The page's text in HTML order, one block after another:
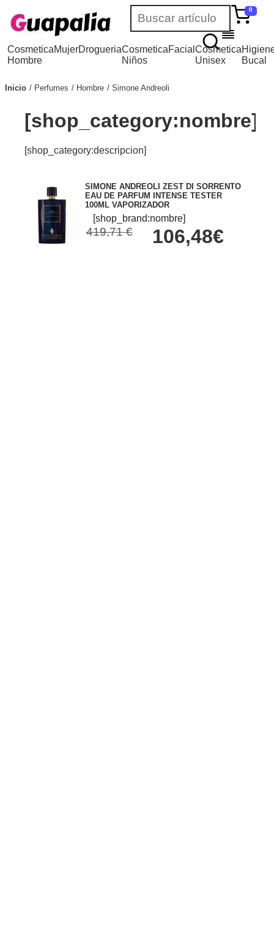
0
Cosmetica
Hombre
MujerDrogueriaCosmetica
Niños
FacialCosmetica
Unisex
Bucal
Inicio Perfumes Hombre Simone Andreoli
[shop_category:nombre]
[shop_category:descripcion]
SIMONE ANDREOLI ZEST DI SORRENTO
EAU DE PARFUM INTENSE TESTER
100ML VAPORIZADOR
[shop_brand:nombre]
419,71 € 106,48€